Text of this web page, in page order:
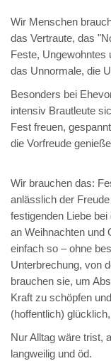
Wir Menschen
das Vertraute, das
Feste, Ungewohntes
das Unnormale, die
Besonders bei
intensiv Brautleute
Fest freuen,
die Vorfreude
Wir brauchen das:
anlässlich der
festigenden Liebe
an Weihnachten und
einfach so – ohne
Unterbrechung, von
brauchen sie, um
Kraft zu schöpfen
(hoffentlich)
Nur Alltag wäre trist,
langweilig und öd.